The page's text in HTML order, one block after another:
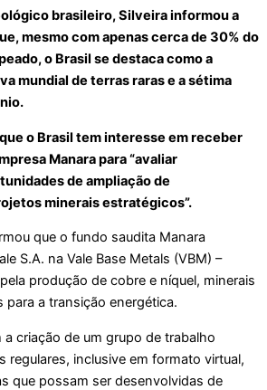
brasileiro, Silveira informou a
mesmo com apenas cerca de 30% do
o Brasil se destaca como a
mundial de terras raras e a sétima
o Brasil tem interesse em receber
Manara para “avaliar
de ampliação de
minerais estratégicos”.
que o fundo saudita Manara
S.A. na Vale Base Metals (VBM) –
produção de cobre e níquel, minerais
a transição energética.
a criação de um grupo de trabalho
regulares, inclusive em formato virtual,
que possam ser desenvolvidas de